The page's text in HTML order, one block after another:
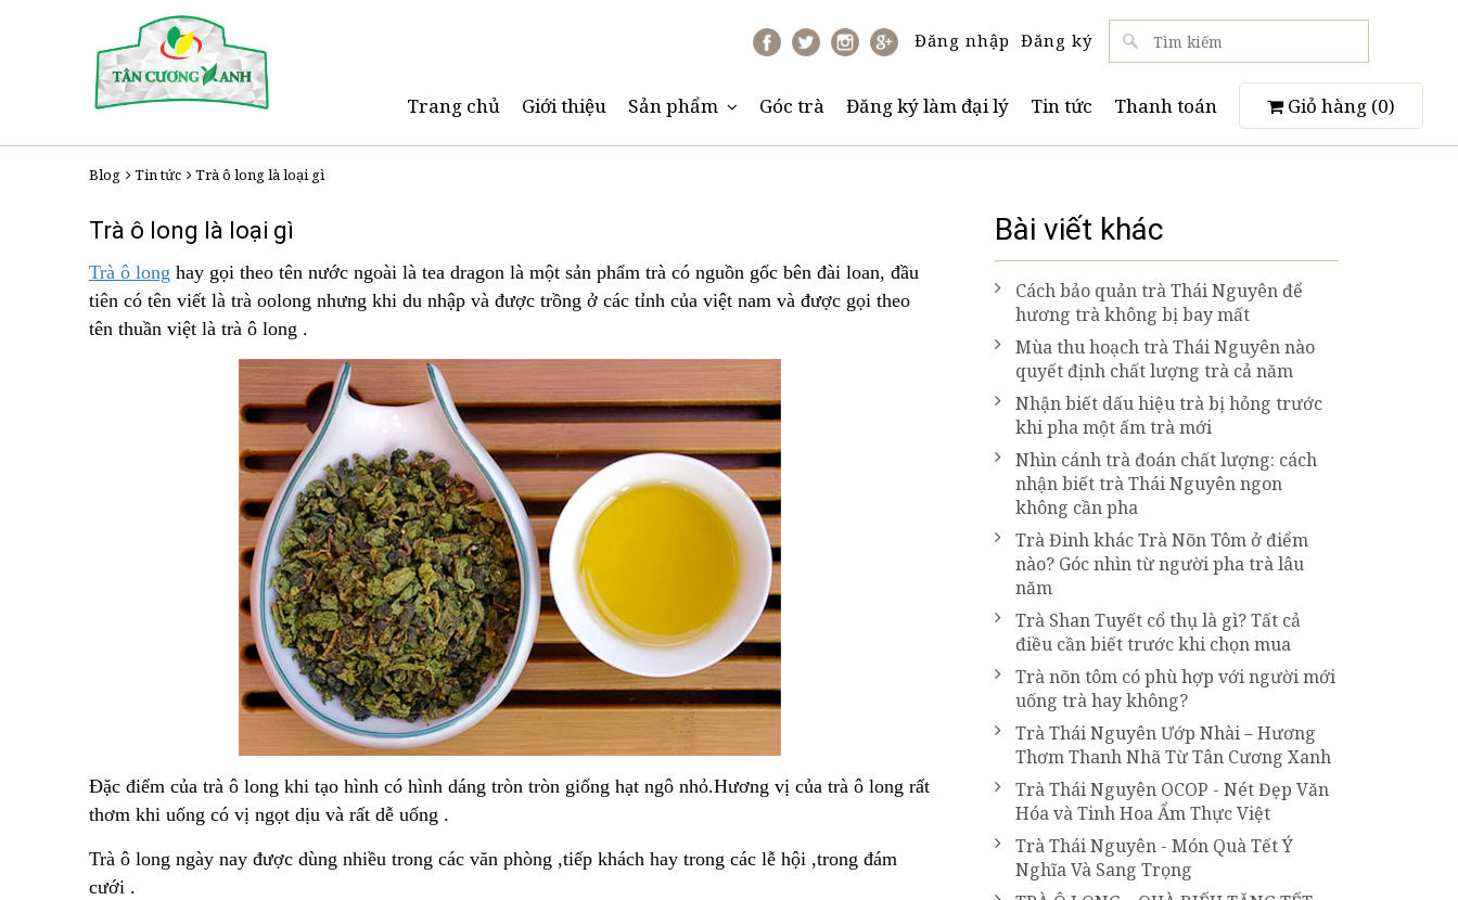
Đăng nhập Đăng ký
Trang chủ Giới thiệu Sản phẩm Góc trà Đăng ký làm đại lý Tin tức Thanh toán Giỏ hàng (0)
Blog Tin tức Trà ô long là loại gì
Trà ô long là loại gì
Trà ô long hay gọi theo tên nước ngoài là tea dragon là một sản phẩm trà có nguồn gốc bên đài loan, đầu
tiên có tên viết là trà oolong nhưng khi du nhập và được trồng ở các tỉnh của việt nam và được gọi theo
tên thuần việt là trà ô long .
Đặc điểm của trà ô long khi tạo hình có hình dáng tròn tròn giống hạt ngô nhỏ.Hương vị của trà ô long rất
thơm khi uống có vị ngọt dịu và rất dễ uống .
Trà ô long ngày nay được dùng nhiều trong các văn phòng ,tiếp khách hay trong các lễ hội ,trong đám
cưới .
Bài viết khác
Cách bảo quản trà Thái Nguyên để
hương trà không bị bay mất
Mùa thu hoạch trà Thái Nguyên nào
quyết định chất lượng trà cả năm
Nhận biết dấu hiệu trà bị hỏng trước
khi pha một ấm trà mới
Nhìn cánh trà đoán chất lượng: cách
nhận biết trà Thái Nguyên ngon
không cần pha
Trà Đinh khác Trà Nõn Tôm ở điểm
nào? Góc nhìn từ người pha trà lâu
năm
Trà Shan Tuyết cổ thụ là gì? Tất cả
điều cần biết trước khi chọn mua
Trà nõn tôm có phù hợp với người mới
uống trà hay không?
Trà Thái Nguyên Ướp Nhài – Hương
Thơm Thanh Nhã Từ Tân Cương Xanh
Trà Thái Nguyên OCOP - Nét Đẹp Văn
Hóa và Tinh Hoa Ẩm Thực Việt
Trà Thái Nguyên - Món Quà Tết Ý
Nghĩa Và Sang Trọng